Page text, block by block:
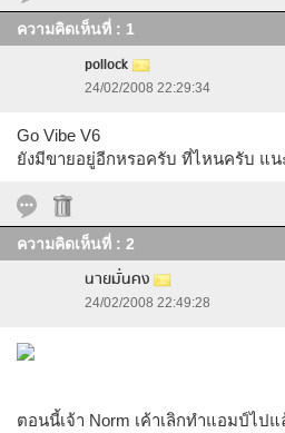
ความคิดเห็นที่ : 1
pollock
24/02/2008 22:29:34
Go Vibe V6
ยังมีขายอยู่อีกหรอครับ ที่ไหนครับ แ
ความคิดเห็นที่ : 2
นายมั่นคง
24/02/2008 22:49:28
ตอนนี้เจ้า Norm เค้าเลิกทำแอมป์ไป